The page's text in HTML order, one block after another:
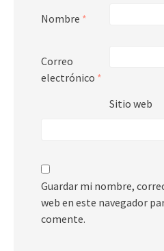
Nombre *
Correo
electrónico *
Sitio web
Guardar mi nombre,
web en este navegador
comente.